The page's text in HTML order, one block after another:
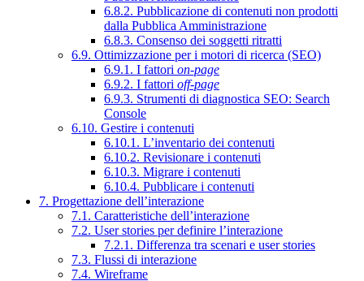
6.8.2. Pubblicazione di contenuti non prodotti
dalla Pubblica Amministrazione
6.8.3. Consenso dei soggetti ritratti
6.9. Ottimizzazione per i motori di ricerca (SEO)
6.9.1. I fattori on-page
6.9.2. I fattori off-page
6.9.3. Strumenti di diagnostica SEO: Search
Console
6.10. Gestire i contenuti
6.10.1. L’inventario dei contenuti
6.10.2. Revisionare i contenuti
6.10.3. Migrare i contenuti
6.10.4. Pubblicare i contenuti
7. Progettazione dell’interazione
7.1. Caratteristiche dell’interazione
7.2. User stories per definire l’interazione
7.2.1. Differenza tra scenari e user stories
7.3. Flussi di interazione
7.4. Wireframe